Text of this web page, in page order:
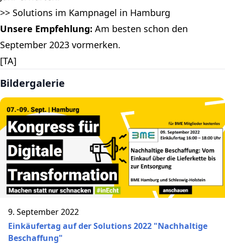
>> Solutions im Kampnagel in Hamburg
Unsere Empfehlung: Am besten schon den
September 2023 vormerken.
[TA]
Bildergalerie
9. September 2022
Einkäufertag auf der Solutions 2022 "Nachhaltige
Beschaffung"